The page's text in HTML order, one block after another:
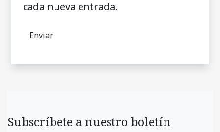
cada nueva entrada.
Subscríbete a nuestro boletín